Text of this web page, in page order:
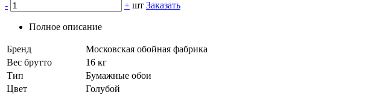
-
+ шт Заказать
Полное описание
Бренд
Московская обойная фабрика
Вес брутто
16 кг
Тип
Бумажные обои
Цвет
Голубой